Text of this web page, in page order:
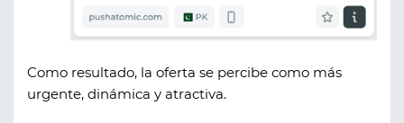
Como resultado, la oferta se percibe como más
urgente, dinámica y atractiva.